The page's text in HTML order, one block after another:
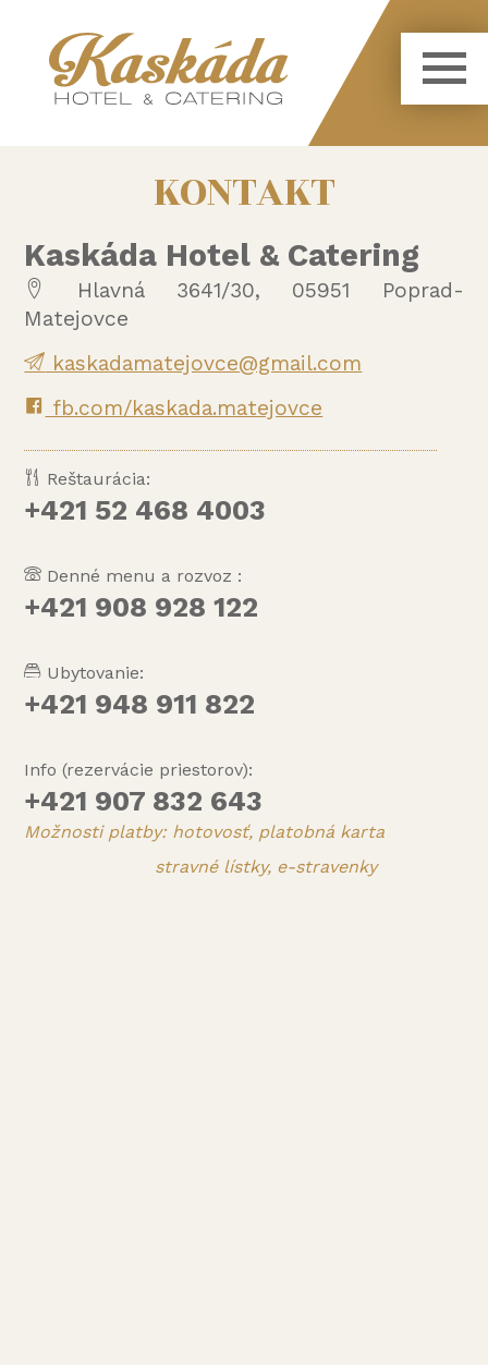
KONTAKT
Kaskáda Hotel & Catering
Hlavná 3641/30, 05951 Poprad-
Matejovce
kaskadamatejovce@gmail.com
fb.com/kaskada.matejovce
Reštaurácia:
+421 52 468 4003
Denné menu a rozvoz :
+421 908 928 122
Ubytovanie:
+421 948 911 822
Info (rezervácie priestorov):
+421 907 832 643
Možnosti platby: hotovosť, platobná karta
stravné lístky, e-stravenky